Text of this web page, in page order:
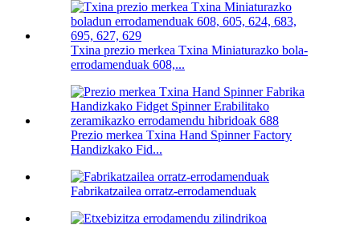
Txina prezio merkea Txina Miniaturazko bola-
errodamenduak 608,...
Prezio merkea Txina Hand Spinner Factory
Handizkako Fid...
Fabrikatzailea orratz-errodamenduak